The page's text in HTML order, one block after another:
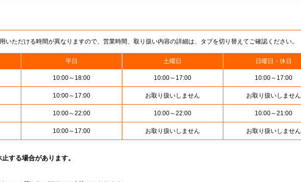
いただける時間が異なりますので、営業時間、取り扱い内容の詳細は、タブを切り替えてご確認ください。
平日 土曜日 日曜日・休日
10:00～18:00 10:00～17:00 10:00～17:00
10:00～17:00 お取り扱いしません お取り扱いしません
10:00～22:00 10:00～22:00 10:00～21:00
10:00～17:00 お取り扱いしません お取り扱いしません
する場合があります。